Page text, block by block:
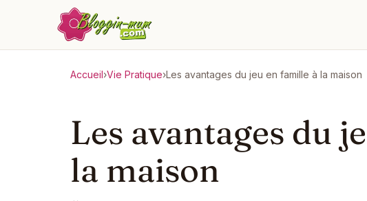
Accueil›Vie Pratique›Les avantages du jeu en famille à la maison
Les avantages du
la maison